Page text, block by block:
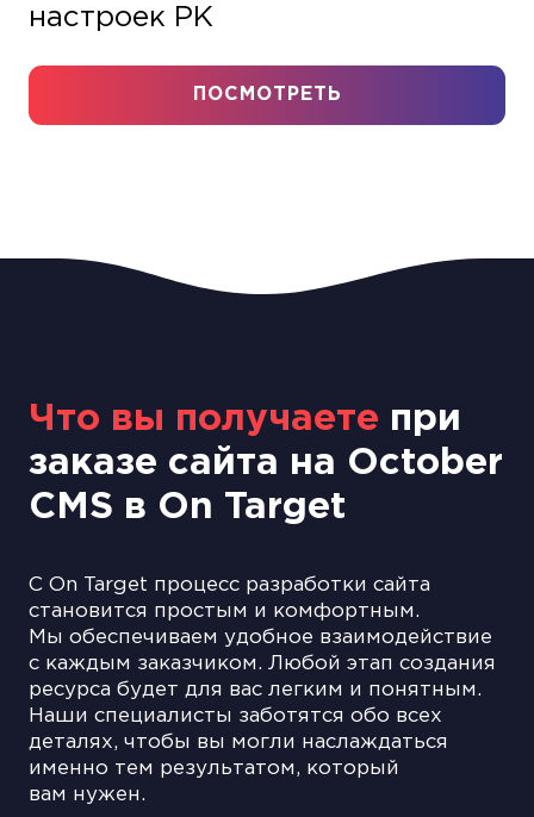
настроек РК
ПОСМОТРЕТЬ
Что вы получаете при
заказе сайта на October
CMS в On Target
С On Target процесс разработки сайта
становится простым и комфортным.
Мы обеспечиваем удобное взаимодействие
с каждым заказчиком. Любой этап создания
ресурса будет для вас легким и понятным.
Наши специалисты заботятся обо всех
деталях, чтобы вы могли наслаждаться
именно тем результатом, который
вам нужен.